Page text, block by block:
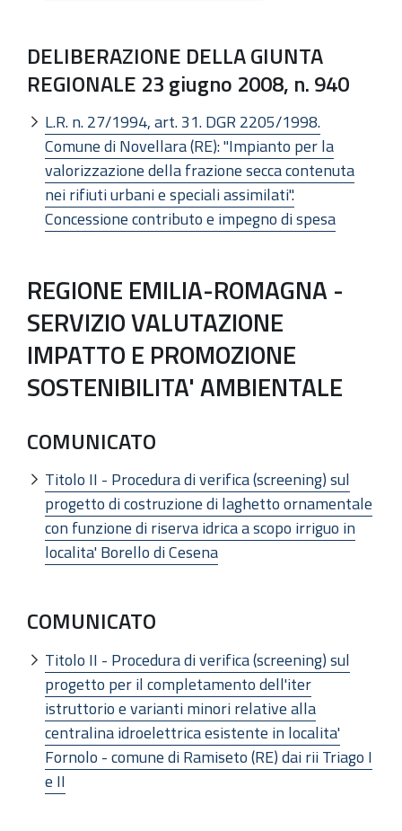
DELIBERAZIONE DELLA GIUNTA
REGIONALE 23 giugno 2008, n. 940
L.R. n. 27/1994, art. 31. DGR 2205/1998.
Comune di Novellara (RE): "Impianto per la
valorizzazione della frazione secca contenuta
nei rifiuti urbani e speciali assimilati".
Concessione contributo e impegno di spesa
REGIONE EMILIA-ROMAGNA -
SERVIZIO VALUTAZIONE
IMPATTO E PROMOZIONE
SOSTENIBILITA' AMBIENTALE
COMUNICATO
Titolo II - Procedura di verifica (screening) sul
progetto di costruzione di laghetto ornamentale
con funzione di riserva idrica a scopo irriguo in
localita' Borello di Cesena
COMUNICATO
Titolo II - Procedura di verifica (screening) sul
progetto per il completamento dell'iter
istruttorio e varianti minori relative alla
centralina idroelettrica esistente in localita'
Fornolo - comune di Ramiseto (RE) dai rii Triago I
e II